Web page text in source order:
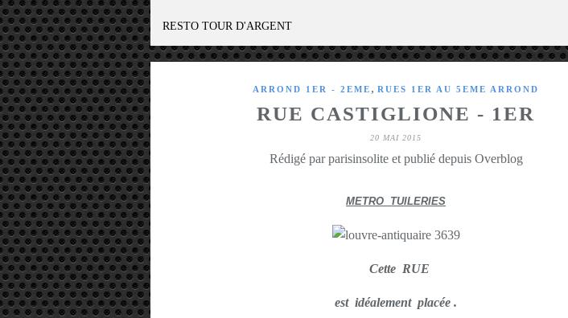
RESTO TOUR D'ARGENT
ARROND 1ER - 2EME , RUES 1ER AU 5EME ARROND
RUE CASTIGLIONE - 1ER
20 MAI 2015
Rédigé par parisinsolite et publié depuis Overblog
METRO TUILERIES
Cette RUE
est idéalement placée .